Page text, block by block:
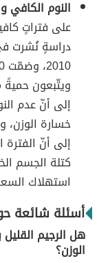
النوم الكافي
على فتراتٍ
ويتّبعون
إلى أنّ عدم
خسارة الوزن،
إلى أنّ الفترة
كتلة الجسم
استهلاك
أسئلة شائعة
هل الرجيم
الوزن؟